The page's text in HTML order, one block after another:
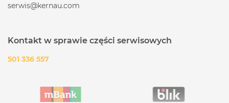
serwis@kernau.com
Kontakt w sprawie części serwisowych
501 336 557